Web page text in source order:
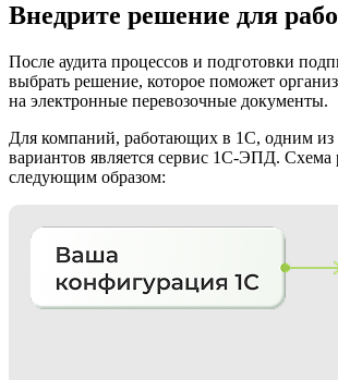
Внедрите решение для
После аудита процессов и подготовки
выбрать решение, которое поможет
на электронные перевозочные документы.
Для компаний, работающих в 1С, одним из
вариантов является сервис 1С-ЭПД. Схема
следующим образом: